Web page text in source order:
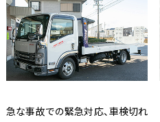
急な事故での緊急対応、車検切れ